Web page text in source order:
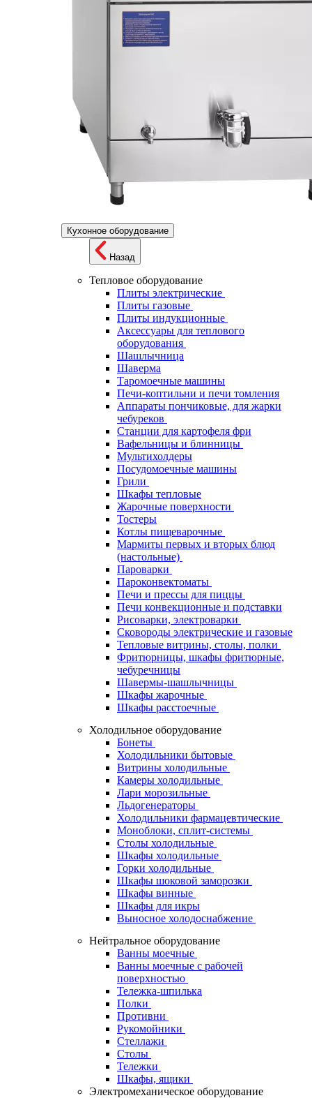
Кухонное оборудование
Назад
Тепловое оборудование
Плиты электрические
Плиты газовые
Плиты индукционные
Аксессуары для теплового
оборудования
Шашлычница
Шаверма
Таромоечные машины
Печи-коптильни и печи томления
Аппараты пончиковые, для жарки
чебуреков
Станции для картофеля фри
Вафельницы и блинницы
Мультихолдеры
Посудомоечные машины
Грили
Шкафы тепловые
Жарочные поверхности
Тостеры
Котлы пищеварочные
Мармиты первых и вторых блюд
(настольные)
Пароварки
Пароконвектоматы
Печи и прессы для пиццы
Печи конвекционные и подставки
Рисоварки, электроварки
Сковороды электрические и газовые
Тепловые витрины, столы, полки
Фритюрницы, шкафы фритюрные,
чебуречницы
Шавермы-шашлычницы
Шкафы жарочные
Шкафы расстоечные
Холодильное оборудование
Бонеты
Холодильники бытовые
Витрины холодильные
Камеры холодильные
Лари морозильные
Льдогенераторы
Холодильники фармацевтические
Моноблоки, сплит-системы
Столы холодильные
Шкафы холодильные
Горки холодильные
Шкафы шоковой заморозки
Шкафы винные
Шкафы для икры
Выносное холодоснабжение
Нейтральное оборудование
Ванны моечные
Ванны моечные с рабочей
поверхностью
Тележка-шпилька
Полки
Противни
Рукомойники
Стеллажи
Столы
Тележки
Шкафы, ящики
Электромеханическое оборудование